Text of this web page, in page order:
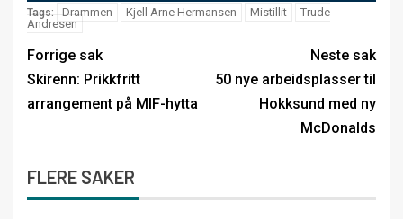
Tags: Drammen Kjell Arne Hermansen Mistillit
Trude
Andresen
Forrige sak
Skirenn: Prikkfritt
arrangement på MIF-hytta
Neste sak
50 nye arbeidsplasser til
Hokksund med ny
McDonalds
FLERE SAKER